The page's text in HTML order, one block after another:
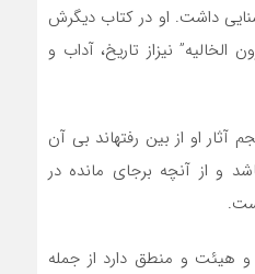
داشت. او در کتاب دیگرش
الخالیه” نیزاز تاریخ، آداب و
آثار او از بین رفته­اند بی آن
و از آنچه برجای مانده در
و هیئت و منطق دارد از جمله